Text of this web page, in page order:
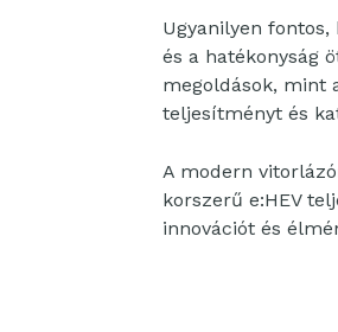
Ugyanilyen
és a hatékonyság
megoldások, mint
teljesítményt és
A modern
korszerű e:HEV
innovációt és